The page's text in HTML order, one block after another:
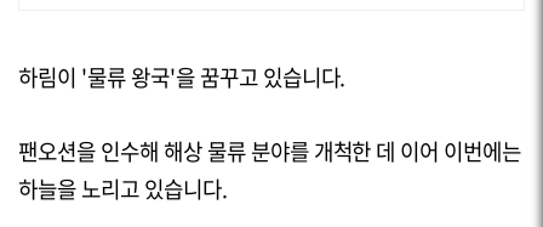
하림이 '물류 왕국'을 꿈꾸고 있습니다.
팬오션을 인수해 해상 물류 분야를 개척한 데 이어 이번에는
하늘을 노리고 있습니다.